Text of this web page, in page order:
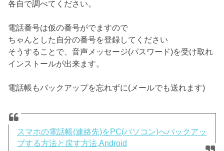
各自で調べてください。
電話番号は仮の番号がでますので
ちゃんとした自分の番号を登録してください
そうすることで、音声メッセージ(パスワード)を受け取れ
インストールが出来ます。
電話帳もバックアップを忘れずに(メールでも送れます)
スマホの電話帳(連絡先)をPC(パソコン)へバックアッ
プする方法と戻す方法,Android